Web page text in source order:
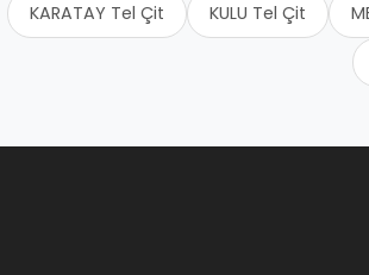
KARATAY Tel Çit KULU Tel Çit